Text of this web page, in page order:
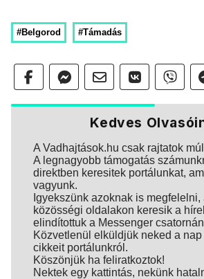
#Belgorod #Támadás
Kedves
A Vadhajtások.hu csak rajtatok
A legnagyobb támogatás
direktben keresitek portálunkat,
vagyunk.
Igyekszünk azoknak is megfelelni,
közösségi oldalakon keresik a
elindítottuk a Messenger
Közvetlenül elküldjük neked a
cikkeit portálunkról.
Köszönjük ha feliratkoztok!
Nektek egy kattintás, nekünk